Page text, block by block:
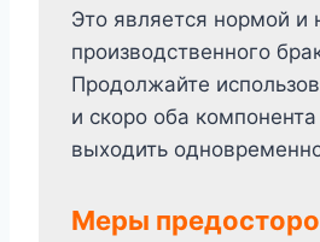
Это является нормой и
производственного
Продолжайте
и скоро оба компонента
выходить
Меры